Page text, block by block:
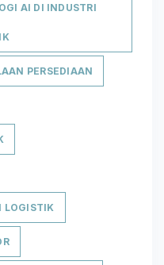
AI DI INDUSTRI
PERSEDIAAN
LOGISTIK